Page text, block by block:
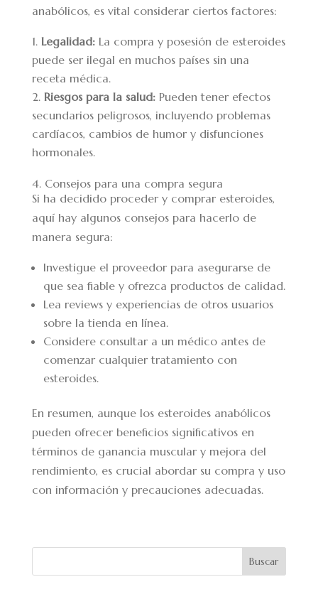
anabólicos, es vital considerar ciertos factores:
Legalidad:La compra y posesión de esteroides
puede ser ilegal en muchos países sin una
receta médica.
Riesgos para la salud:Pueden tener efectos
secundarios peligrosos, incluyendo problemas
cardíacos, cambios de humor y disfunciones
hormonales.
4. Consejos para una compra segura
Si ha decidido proceder y comprar esteroides,
aquí hay algunos consejos para hacerlo de
manera segura:
Investigue el proveedor para asegurarse de
que sea fiable y ofrezca productos de calidad.
Lea reviews y experiencias de otros usuarios
sobre la tienda en línea.
Considere consultar a un médico antes de
comenzar cualquier tratamiento con
esteroides.
En resumen, aunque los esteroides anabólicos
pueden ofrecer beneficios significativos en
términos de ganancia muscular y mejora del
rendimiento, es crucial abordar su compra y uso
con información y precauciones adecuadas.
Buscar